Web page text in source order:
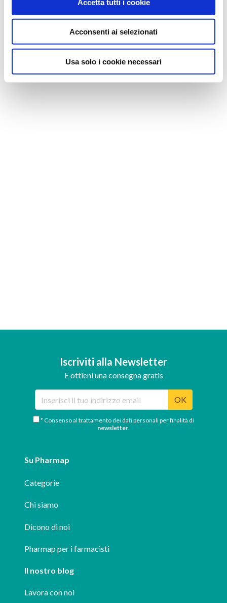
Accetta tutti i cookie
Acconsenti ai selezionati
Usa solo i cookie necessari
Iscriviti alla Newsletter
E ottieni una consegna gratis
OK
* Consenso al trattamento dei dati personali per finalità di
newsletter.
Su Pharmap
Categorie
Chi siamo
Dicono di noi
Pharmap per i farmacisti
Il nostro blog
Lavora con noi